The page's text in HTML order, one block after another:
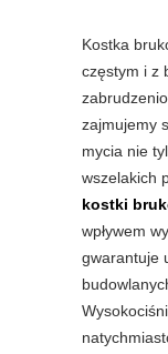
Kostka
częstym i z
zajmujemy
mycia nie
wszelakich
kostki
wpływem
gwarantuje